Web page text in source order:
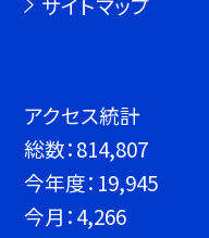
アクセス統計
総数：814,807
今年度： 19,945
今月：4,266